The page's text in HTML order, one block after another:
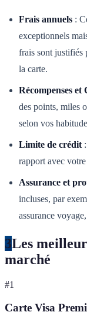
Frais annuels :
exceptionnels
frais sont justifiés
la carte.
Récompenses et
des points, miles
selon vos
Limite de crédit
rapport avec
Assurance et
incluses, par
assurance
3Les
marché
#1
Carte Visa